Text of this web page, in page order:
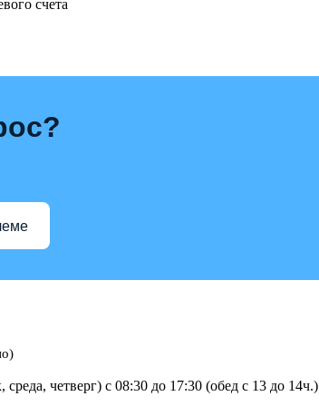
счета
среда, четверг) с 08:30 до 17:30 (обед с 13 до 14ч.)